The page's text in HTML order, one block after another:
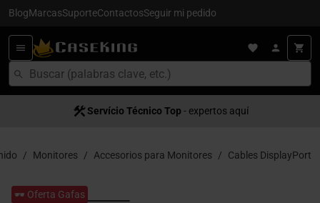
BlogMarcasSuporteContactosSeguir mi pedido
Servício Técnico Top - expertos aquí
Monitores Accesorios para Monitores Cables DisplayPort
🕶️ Oferta Gafas